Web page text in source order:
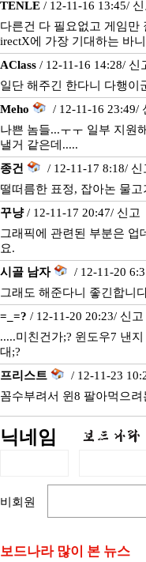
TENLE / 12-11-16 13:45/
다른건 다 필요없고 게임만
irectX에 가장 기대하는 바
AClass / 12-11-16 14:28/ 신
일단 해주긴 한다니 다행이
Meho
/ 12-11-16 23:49/
나쁜 놈들...ㅜㅜ 일부 지원
낼거 같은데.....
종건
/ 12-11-17 8:18/ 신
떨떠름한 표정, 잡아논 물
꾸냥/ 12-11-17 20:47/ 신고
그래픽에 관련된 부분은 업
요.
시골 남자
/ 12-11-20
그래도 해준다니 좋긴합니
=_=? / 12-11-20 20:23/ 신고
.....미친건가;? 윈도우7 낸
대;?
프리스트
/ 12-11-23
꼼수부려서 윈8 팔아먹으
닉네임
비회원
보드나라 많이 본 뉴스